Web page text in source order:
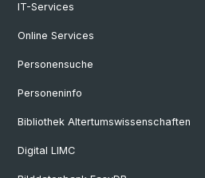
IT-Services
Online Services
Personensuche
Personeninfo
Bibliothek Altertumswissenschaften
Digital LIMC